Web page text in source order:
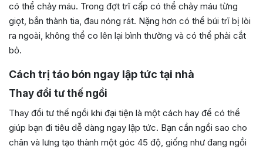
có thể chảy máu. Trong đợt trĩ cấp có thể chảy máu từng
giọt, bắn thành tia, đau nóng rát. Nặng hơn có thể búi trĩ bị lòi
ra ngoài, không thể co lên lại bình thường và có thể phải cắt
bỏ.
Cách trị táo bón ngay lập tức tại nhà
Thay đổi tư thế ngồi
Thay đổi tư thế ngồi khi đại tiện là một cách hay để có thể
giúp bạn đi tiêu dễ dàng ngay lập tức. Bạn cần ngồi sao cho
chân và lưng tạo thành một góc 45 độ, giống như đang ngồi